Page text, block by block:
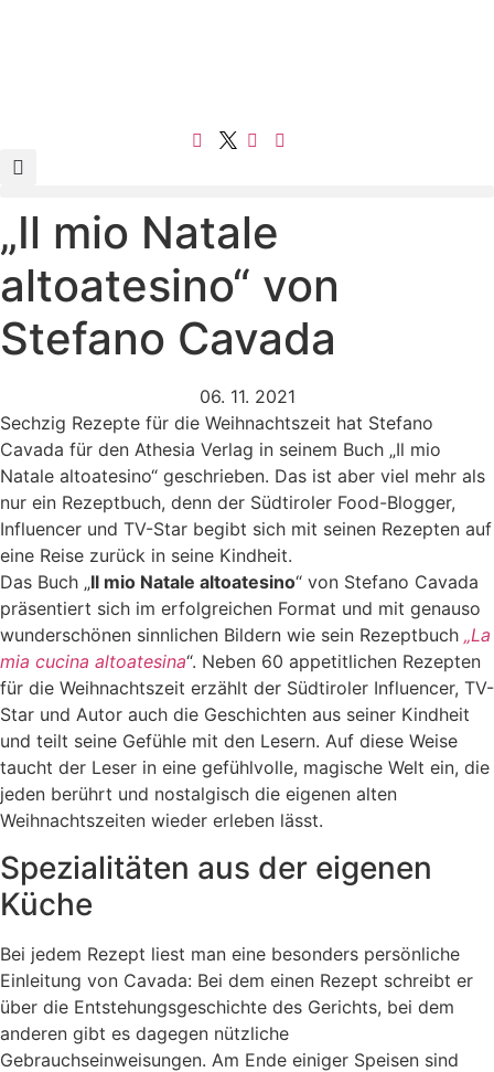
„Il mio Natale
altoatesino“ von
Stefano Cavada
06. 11. 2021
Sechzig Rezepte für die Weihnachtszeit hat Stefano
Cavada für den Athesia Verlag in seinem Buch „Il mio
Natale altoatesino“ geschrieben. Das ist aber viel mehr als
nur ein Rezeptbuch, denn der Südtiroler Food-Blogger,
Influencer und TV-Star begibt sich mit seinen Rezepten auf
eine Reise zurück in seine Kindheit.
Das Buch „Il mio Natale altoatesino“ von Stefano Cavada
präsentiert sich im erfolgreichen Format und mit genauso
wunderschönen sinnlichen Bildern wie sein Rezeptbuch „La
mia cucina altoatesina“. Neben 60 appetitlichen Rezepten
für die Weihnachtszeit erzählt der Südtiroler Influencer, TV-
Star und Autor auch die Geschichten aus seiner Kindheit
und teilt seine Gefühle mit den Lesern. Auf diese Weise
taucht der Leser in eine gefühlvolle, magische Welt ein, die
jeden berührt und nostalgisch die eigenen alten
Weihnachtszeiten wieder erleben lässt.
Spezialitäten aus der eigenen
Küche
Bei jedem Rezept liest man eine besonders persönliche
Einleitung von Cavada: Bei dem einen Rezept schreibt er
über die Entstehungsgeschichte des Gerichts, bei dem
anderen gibt es dagegen nützliche
Gebrauchseinweisungen. Am Ende einiger Speisen sind